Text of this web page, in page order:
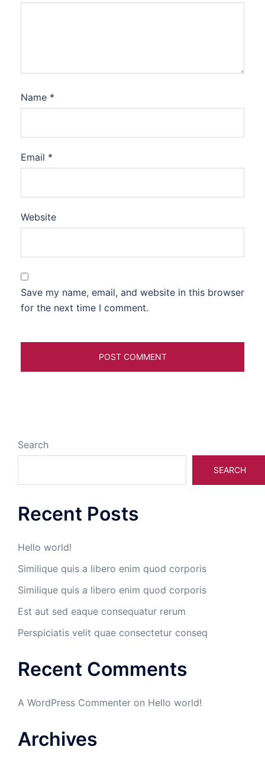
Name *
Email *
Website
Save my name, email, and website in this browser
for the next time I comment.
Search
SEARCH
Recent Posts
Hello world!
Similique quis a libero enim quod corporis
Similique quis a libero enim quod corporis
Est aut sed eaque consequatur rerum
Perspiciatis velit quae consectetur conseq
Recent Comments
A WordPress Commenter on Hello world!
Archives